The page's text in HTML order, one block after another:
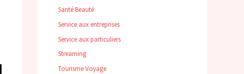
Santé Beauté
Service aux entreprises
Service aux particuliers
Streaming
Tourisme Voyage